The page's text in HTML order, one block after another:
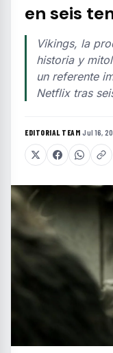
en seis
Vikings, la
historia y
un referente
Netflix tras
EDITORIAL TEAM·Jul 16,